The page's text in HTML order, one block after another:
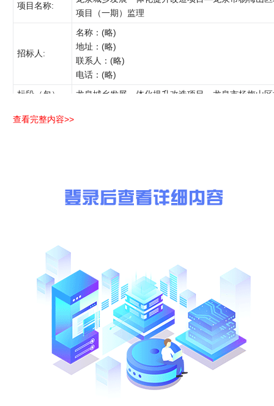
项目名称:
项目（一期）监理
招标人:
名称：(略)
地址：(略)
联系人：(略)
电话：(略)
标段（包）
龙泉城乡发展一体化提升改造项目—龙泉市杨梅山
浙江万基工程管理有限公司
浙江天成项目管理有限公司
浙江江东项目管理有限公司
开标时间: (略)-(略)-(略) (略)：(略)
行政监督机
龙泉市住房和城乡建设局
查看完整内容>>